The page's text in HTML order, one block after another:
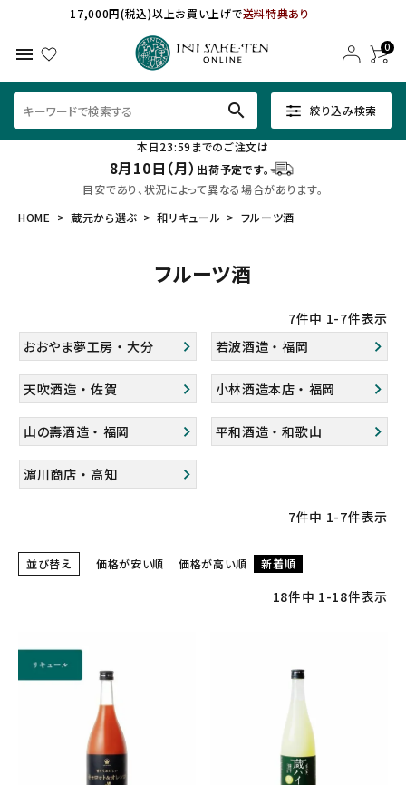
17,000円(税込)以上お買い上げで送料特典あり
menu 0
絞り込み検索
search
本日23:59までのご注文は
8月10日（月） 出荷予定です。
目安であり、状況によって異なる場合があります。
HOME
蔵元から選ぶ 和リキュール フルーツ酒
フルーツ酒
7件中 1-7件表示
おおやま夢工房 ・ 大分
若波酒造 ・ 福岡
天吹酒造 ・ 佐賀 小林酒造本店 ・ 福岡
山の壽酒造 ・ 福岡 平和酒造 ・ 和歌山
濵川商店 ・ 高知
7件中 1-7件表示
並び替え 価格が安い順 価格が高い順 新着順
18件中 1-18件表示